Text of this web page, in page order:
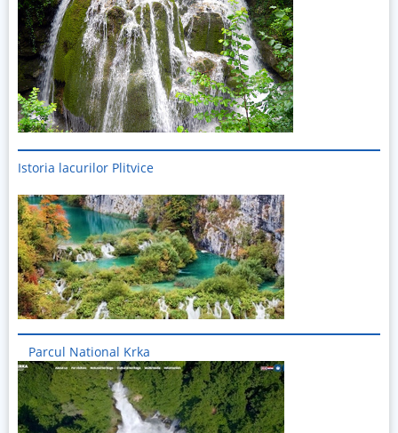
Istoria lacurilor Plitvice
Imagine
Parcul National Krka
Imagine